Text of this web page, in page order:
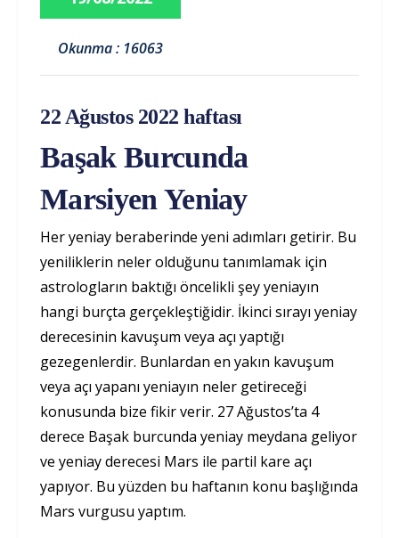
Okunma : 16063
22 Ağustos 2022 haftası
Başak Burcunda
Marsiyen Yeniay
Her yeniay beraberinde yeni adımları getirir. Bu
yeniliklerin neler olduğunu tanımlamak için
astrologların baktığı öncelikli şey yeniayın
hangi burçta gerçekleştiğidir. İkinci sırayı yeniay
derecesinin kavuşum veya açı yaptığı
gezegenlerdir. Bunlardan en yakın kavuşum
veya açı yapanı yeniayın neler getireceği
konusunda bize fikir verir. 27 Ağustos’ta 4
derece Başak burcunda yeniay meydana geliyor
ve yeniay derecesi Mars ile partil kare açı
yapıyor. Bu yüzden bu haftanın konu başlığında
Mars vurgusu yaptım.